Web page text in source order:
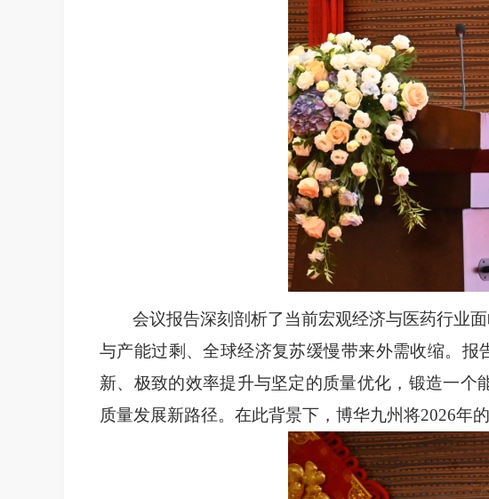
会议报告深刻剖析了当前宏观经济与医药行业
与产能过剩、全球经济复苏缓慢带来外需收缩。 报
新、极致的效率提升与坚定的质量优化，锻造一个
质量发展新路径。在此背景下，博华九州将2026年